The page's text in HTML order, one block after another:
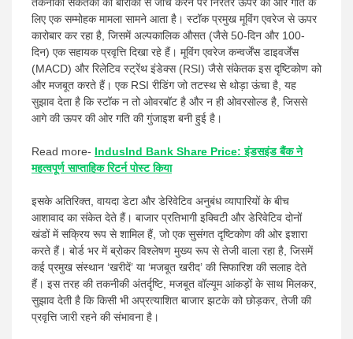
लिए एक सम्मोहक मामला सामने आता है। स्टॉक प्रमुख मूविंग एवरेज से ऊपर
कारोबार कर रहा है, जिसमें अल्पकालिक औसत (जैसे 50-दिन और 100-
दिन) एक सहायक प्रवृत्ति दिखा रहे हैं। मूविंग एवरेज कन्वर्जेंस डाइवर्जेंस
(MACD) और रिलेटिव स्ट्रेंथ इंडेक्स (RSI) जैसे संकेतक इस दृष्टिकोण को
और मजबूत करते हैं। एक RSI रीडिंग जो तटस्थ से थोड़ा ऊंचा है, यह
सुझाव देता है कि स्टॉक न तो ओवरबॉट है और न ही ओवरसोल्ड है, जिससे
आगे की ऊपर की ओर गति की गुंजाइश बनी हुई है।
Read more- IndusInd Bank Share Price: इंडसइंड बैंक ने
महत्वपूर्ण साप्ताहिक रिटर्न पोस्ट किया
इसके अतिरिक्त, वायदा डेटा और डेरिवेटिव अनुबंध व्यापारियों के बीच
आशावाद का संकेत देते हैं। बाजार प्रतिभागी इक्विटी और डेरिवेटिव दोनों
खंडों में सक्रिय रूप से शामिल हैं, जो एक सुसंगत दृष्टिकोण की ओर इशारा
करते हैं। बोर्ड भर में ब्रोकर विश्लेषण मुख्य रूप से तेजी वाला रहा है, जिसमें
कई प्रमुख संस्थान ‘खरीदें’ या ‘मजबूत खरीद’ की सिफारिश की सलाह देते
हैं। इस तरह की तकनीकी अंतर्दृष्टि, मजबूत वॉल्यूम आंकड़ों के साथ मिलकर,
सुझाव देती है कि किसी भी अप्रत्याशित बाजार झटके को छोड़कर, तेजी की
प्रवृत्ति जारी रहने की संभावना है।